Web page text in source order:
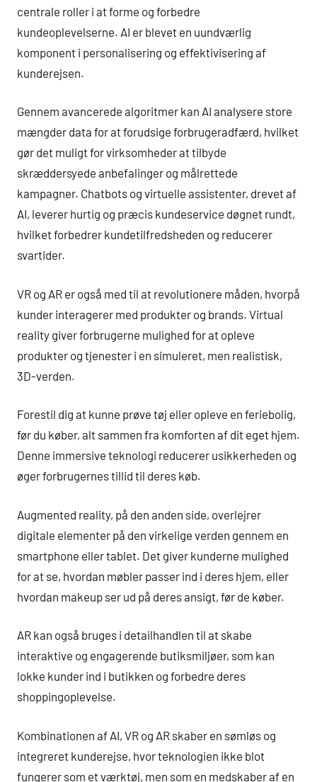
centrale roller i at forme og forbedre
kundeoplevelserne. AI er blevet en uundværlig
komponent i personalisering og effektivisering af
kunderejsen.
Gennem avancerede algoritmer kan AI analysere store
mængder data for at forudsige forbrugeradfærd, hvilket
gør det muligt for virksomheder at tilbyde
skræddersyede anbefalinger og målrettede
kampagner. Chatbots og virtuelle assistenter, drevet af
AI, leverer hurtig og præcis kundeservice døgnet rundt,
hvilket forbedrer kundetilfredsheden og reducerer
svartider.
VR og AR er også med til at revolutionere måden, hvorpå
kunder interagerer med produkter og brands. Virtual
reality giver forbrugerne mulighed for at opleve
produkter og tjenester i en simuleret, men realistisk,
3D-verden.
Forestil dig at kunne prøve tøj eller opleve en feriebolig,
før du køber, alt sammen fra komforten af dit eget hjem.
Denne immersive teknologi reducerer usikkerheden og
øger forbrugernes tillid til deres køb.
Augmented reality, på den anden side, overlejrer
digitale elementer på den virkelige verden gennem en
smartphone eller tablet. Det giver kunderne mulighed
for at se, hvordan møbler passer ind i deres hjem, eller
hvordan makeup ser ud på deres ansigt, før de køber.
AR kan også bruges i detailhandlen til at skabe
interaktive og engagerende butiksmiljøer, som kan
lokke kunder ind i butikken og forbedre deres
shoppingoplevelse.
Kombinationen af AI, VR og AR skaber en sømløs og
integreret kunderejse, hvor teknologien ikke blot
fungerer som et værktøj, men som en medskaber af en